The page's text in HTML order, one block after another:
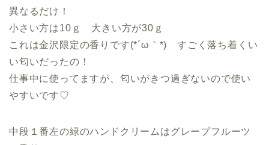
異なるだけ！
小さい方は10ｇ 大きい方が30ｇ
これは金沢限定の香りです(*´ω｀*) すごく落ち着くい
い匂いだったの！
仕事中に使ってますが、匂いがきつ過ぎないので使い
やすいです♡
中段１番左の緑のハンドクリームはグレープフルーツ